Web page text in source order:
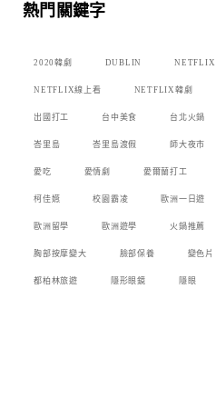
熱門關鍵字
2020韓劇 DUBLIN NETFLIX
NETFLIX線上看 NETFLIX韓劇
出國打工 台中美食 台北火鍋
峇里島 峇里島渡假 師大夜市
愛吃 愛情劇 愛爾蘭打工
柯佳嬿 校園霸凌 歐洲一日遊
歐洲留學 歐洲遊學 火鍋推薦
胸部按摩變大 臉部保養 變色片
都柏林旅遊 隱形眼鏡 隱眼